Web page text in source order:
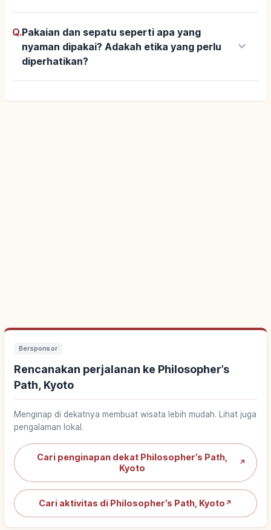
Q.Pakaian dan sepatu seperti apa yang
nyaman dipakai? Adakah etika yang perlu
diperhatikan?
keyboard_arrow_down
Bersponsor
Rencanakan perjalanan ke Philosopher’s
Path, Kyoto
Menginap di dekatnya membuat wisata lebih mudah. Lihat juga
pengalaman lokal.
Cari penginapan dekat Philosopher’s Path,
Kyoto
↗
Cari aktivitas di Philosopher’s Path, Kyoto ↗